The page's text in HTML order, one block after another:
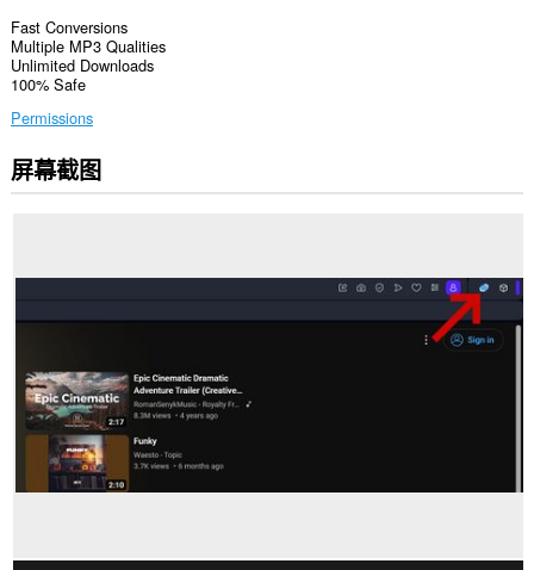
Fast Conversions
Multiple MP3 Qualities
Unlimited Downloads
100% Safe
Permissions
此
扩
您
标
动。
屏幕截图